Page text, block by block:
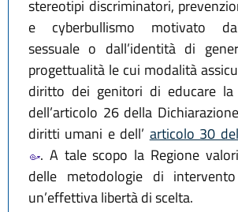
stereotipi discriminatori,
e cyberbullismo motivato
sessuale o dall’identità di
progettualità le cui modalità
diritto dei genitori di educare la
dell’articolo 26 della
diritti umani e dell’ articolo 30
. A tale scopo la Regione
delle metodologie di
un’effettiva libertà di scelta.